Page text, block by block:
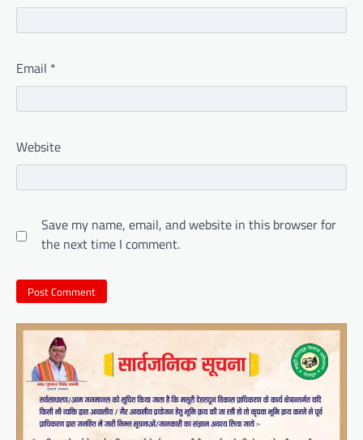
Email *
Website
Save my name, email, and website in this browser for
the next time I comment.